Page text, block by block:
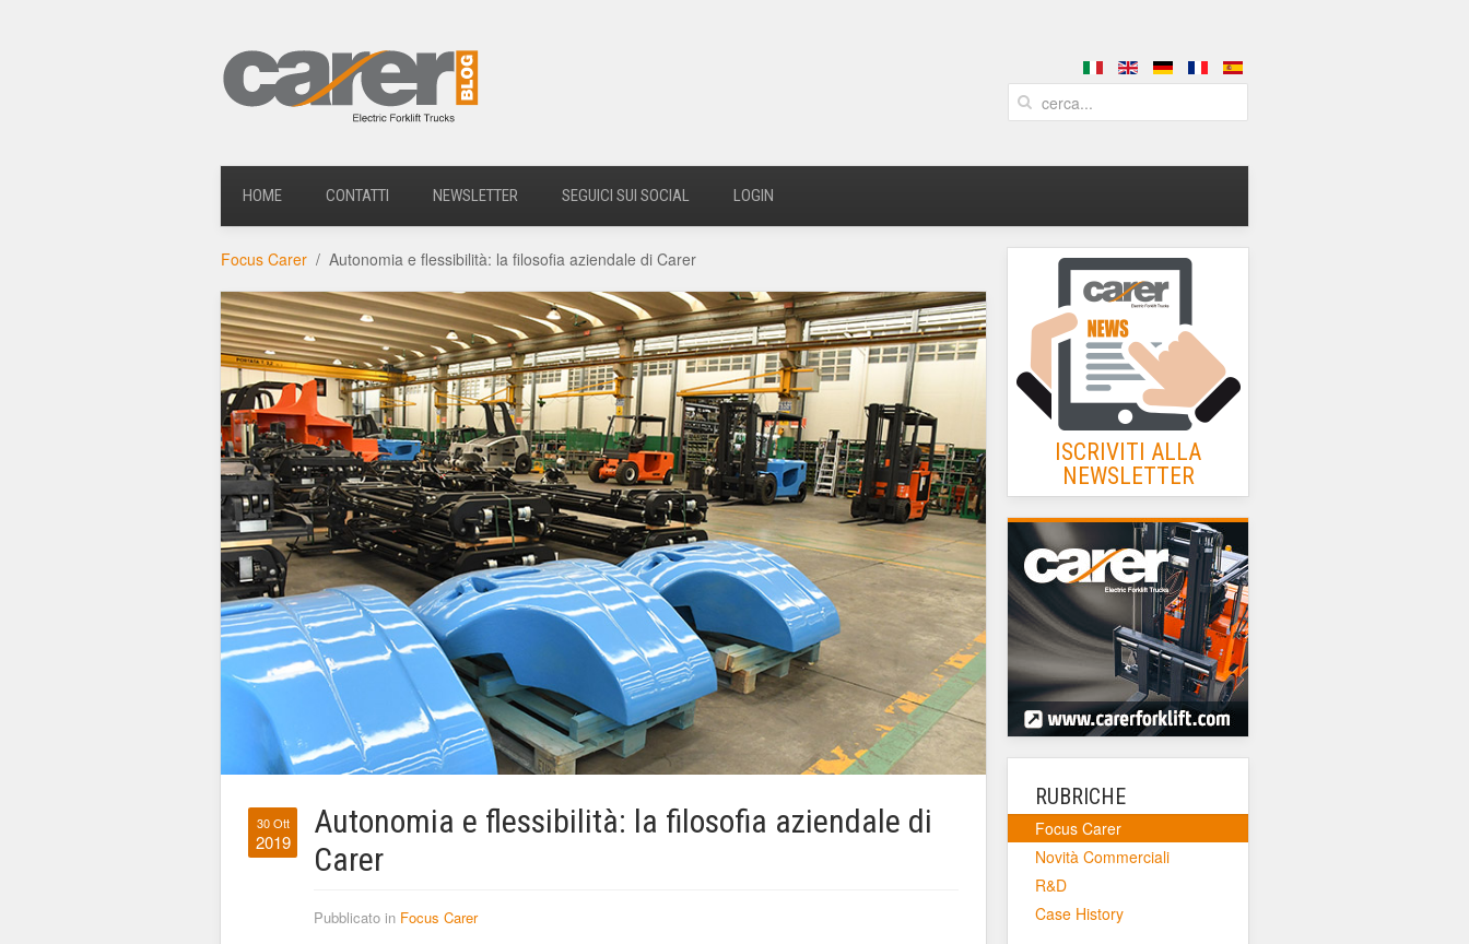
HOME CONTATTI NEWSLETTER SEGUICI SUI SOCIAL LOGIN
Focus Carer Autonomia e flessibilità: la filosofia aziendale di Carer
30 Ott
2019
Autonomia e flessibilità: la filosofia aziendale di
Carer
Pubblicato in Focus Carer
ISCRIVITI ALLA
NEWSLETTER
RUBRICHE
Focus Carer
Novità Commerciali
R&D
Case History